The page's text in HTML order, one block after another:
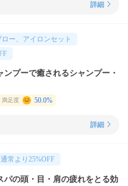
詳細
ー、アイロンセット
ンプーで癒されるシャンプー・
満足度 50.0%
詳細
通常より 25%OFF
パの頭・目・肩の疲れをとる効